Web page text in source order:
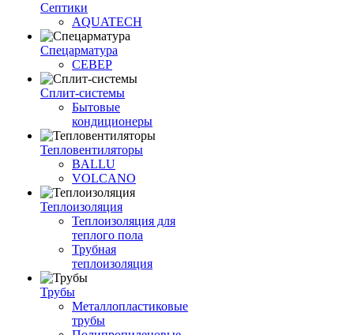
Септики
AQUATECH
Спецарматура
СЕВЕР
Сплит-системы
Бытовые
кондиционеры
Тепловентиляторы
BALLU
VOLCANO
Теплоизоляция
Теплоизоляция для
теплого пола
Трубная
теплоизоляция
Трубы
Металлопластиковые
трубы